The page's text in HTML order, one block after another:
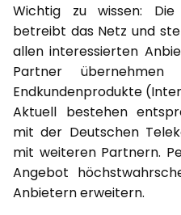
Wichtig zu wissen:
betreibt das Netz und
allen interessierten
Partner
Endkundenprodukte
Aktuell bestehen
mit der Deutschen
mit weiteren Partnern.
Angebot
Anbietern erweitern.